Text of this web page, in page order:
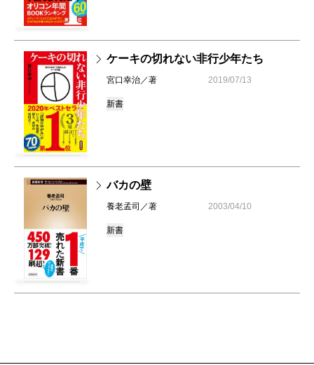
ケーキの切れない非行少年たち
宮口幸治／著 2019/07/13
新書
バカの壁
養老孟司／著 2003/04/10
新書